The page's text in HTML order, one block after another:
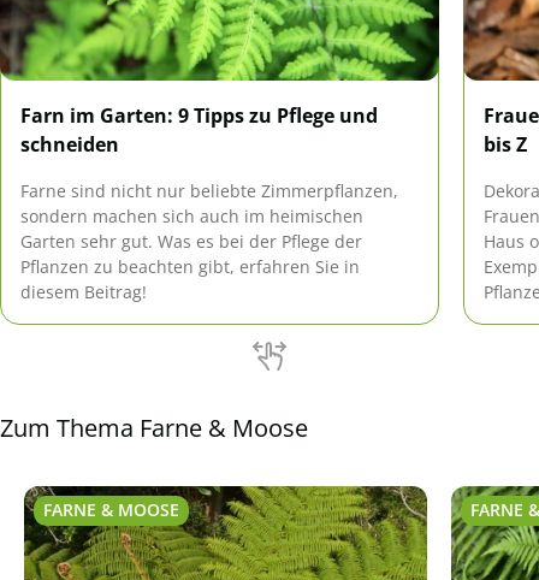
Farn im Garten: 9 Tipps zu Pflege und
schneiden
Farne sind nicht nur beliebte Zimmerpflanzen,
sondern machen sich auch im heimischen
Garten sehr gut. Was es bei der Pflege der
Pflanzen zu beachten gibt, erfahren Sie in
diesem Beitrag!
bis Z
Haus
Zum Thema Farne & Moose
FARNE & MOOSE FARNE